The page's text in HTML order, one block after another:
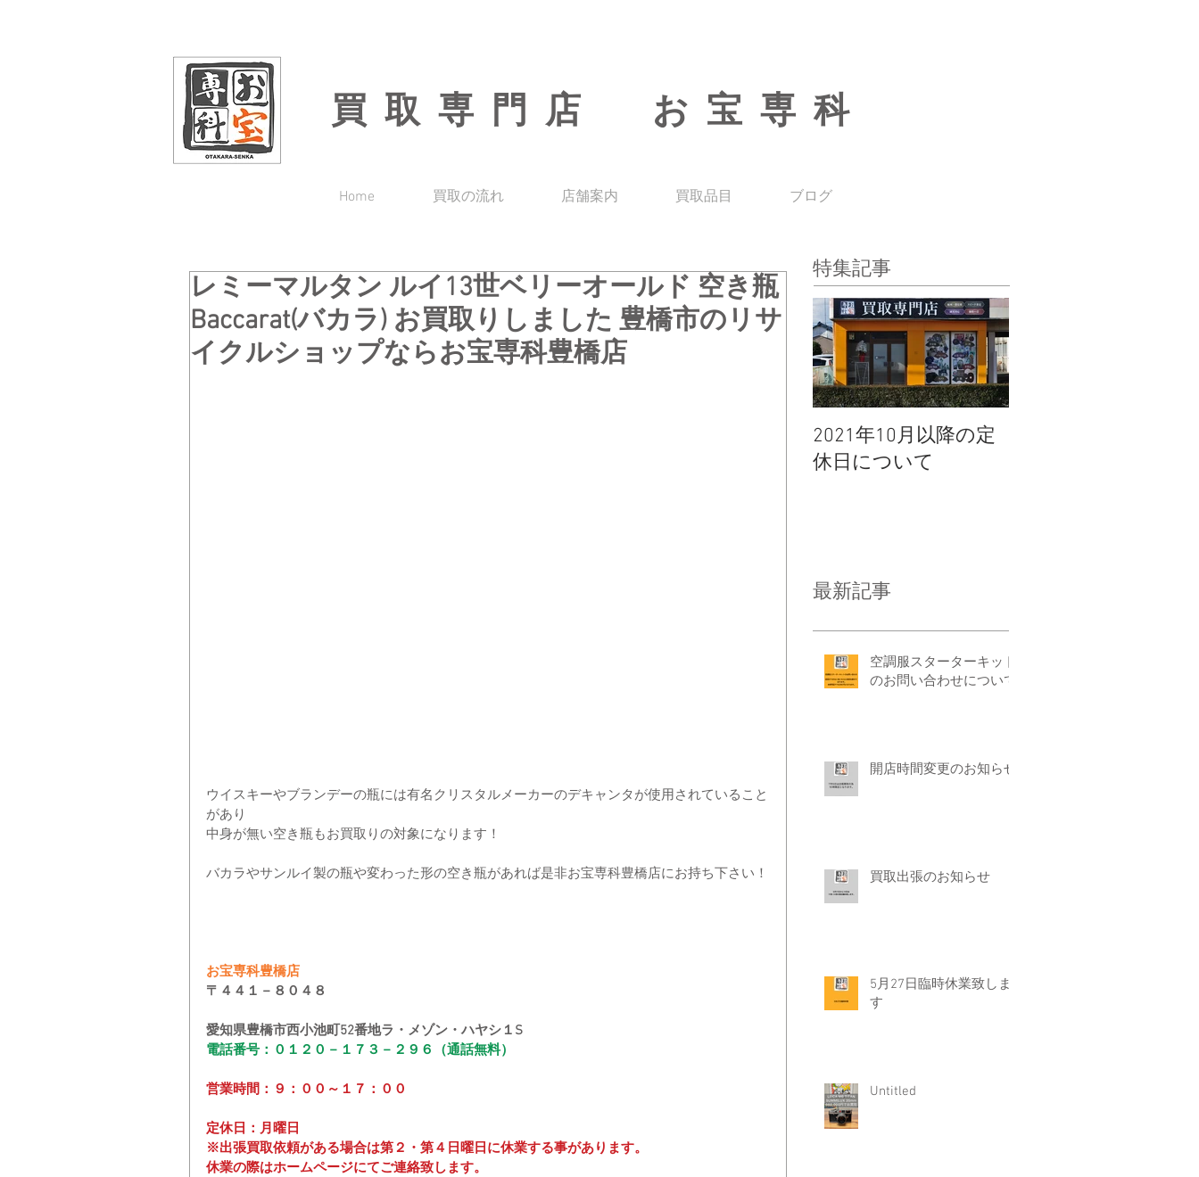
買取専門店 お宝専科
Home 買取の流れ 店舗案内 買取品目 ブログ
レミーマルタン ルイ13世ベリーオールド 空き瓶
Baccarat(バカラ) お買取りしました 豊橋市のリサ
イクルショップならお宝専科豊橋店
ウイスキーやブランデーの瓶には有名クリスタルメーカーのデキャンタが使用されていること
があり
中身が無い空き瓶もお買取りの対象になります！
バカラやサンルイ製の瓶や変わった形の空き瓶があれば是非お宝専科豊橋店にお持ち下さい！
お宝専科豊橋店
〒４４１－８０４８
愛知県豊橋市西小池町52番地ラ・メゾン・ハヤシ１S
電話番号：０１２０－１７３－２９６（通話無料）
営業時間：９：００～１７：００
定休日：月曜日
※出張買取依頼がある場合は第２・第４日曜日に休業する事があります。
休業の際はホームページにてご連絡致します。
特集記事
2021年10月以降の定
休日について
最新記事
空調服スターターキット
のお問い合わせについて
開店時間変更のお知らせ
買取出張のお知らせ
5月27日臨時休業致しま
す
Untitled